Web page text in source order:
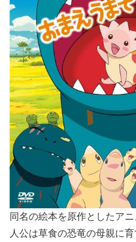
同名の絵本を原作としたア
人公は草食の恐竜の母親に